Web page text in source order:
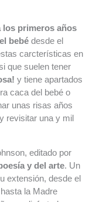
los primeros años
bebé desde el
carcterísticas en
que suelen tener
y tiene apartados
caca del bebé o
unas risas años
revisitar una y mil
editado por
y del arte. Un
extensión, desde el
la Madre